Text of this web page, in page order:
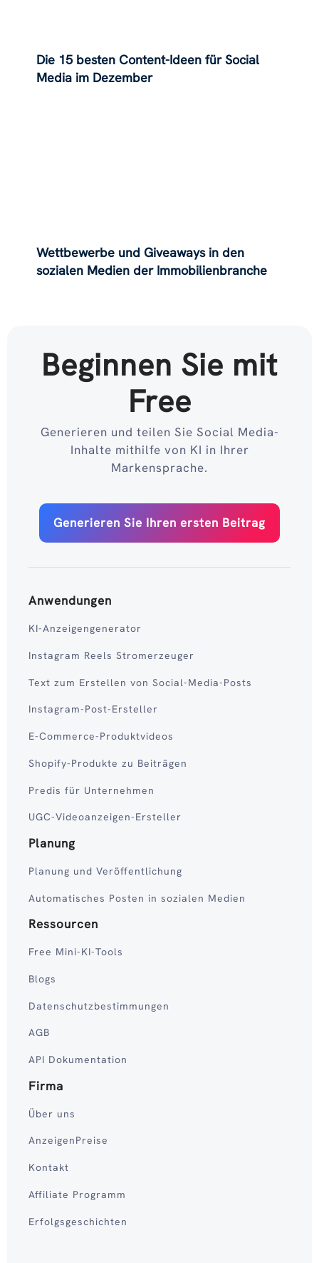
Die 15 besten Content-Ideen für Social
Media im Dezember
Wettbewerbe und Giveaways in den
sozialen Medien der Immobilienbranche
Beginnen Sie mit
Free
Generieren und teilen Sie Social Media-
Inhalte mithilfe von KI in Ihrer
Markensprache.
Generieren Sie Ihren ersten Beitrag
Anwendungen
KI-Anzeigengenerator
Instagram Reels Stromerzeuger
Text zum Erstellen von Social-Media-Posts
Instagram-Post-Ersteller
E-Commerce-Produktvideos
Shopify-Produkte zu Beiträgen
Predis für Unternehmen
UGC-Videoanzeigen-Ersteller
Planung
Planung und Veröffentlichung
Automatisches Posten in sozialen Medien
Ressourcen
Free Mini-KI-Tools
Blogs
Datenschutzbestimmungen
AGB
API Dokumentation
Firma
Über uns
AnzeigenPreise
Kontakt
Affiliate Programm
Erfolgsgeschichten